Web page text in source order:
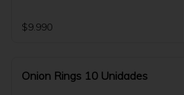
$9.990
Onion Rings 10 Unidades